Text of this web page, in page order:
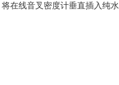
在线音叉密度计垂直插入纯